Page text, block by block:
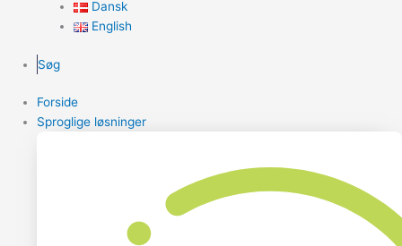
Dansk
English
Søg
Forside
Sproglige løsninger